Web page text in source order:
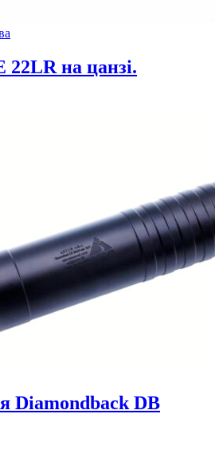
на цанзі.
Diamondback DB